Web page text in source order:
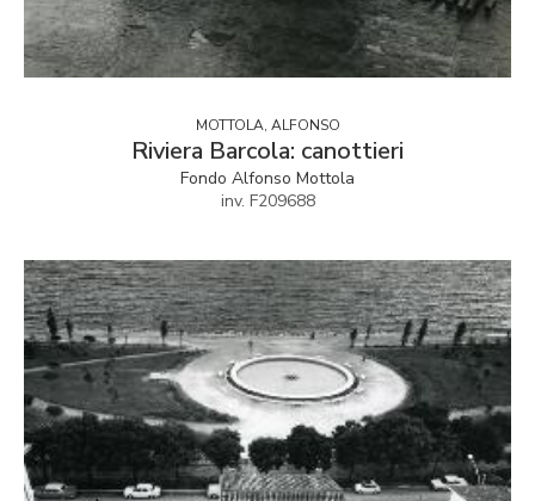
MOTTOLA, ALFONSO
Riviera Barcola: canottieri
Fondo Alfonso Mottola
inv. F209688